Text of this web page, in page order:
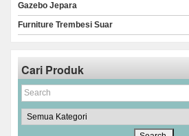
Gazebo Jepara
Furniture Trembesi Suar
Cari Produk